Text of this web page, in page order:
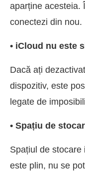
aparține acesteia.
conectezi din nou.
• iCloud nu este
Dacă ați
dispozitiv, este
legate de
• Spațiu de
Spațiul de
este plin, nu se